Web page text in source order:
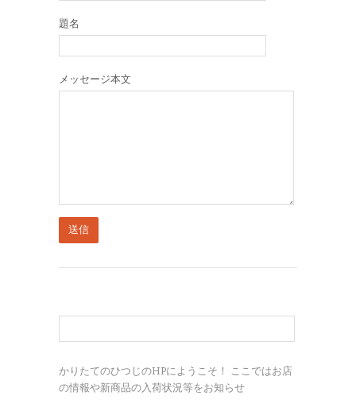
題名
メッセージ本文
かりたてのひつじのHPにようこそ！ ここではお店
の情報や新商品の入荷状況等をお知らせ